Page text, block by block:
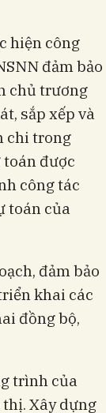
hiện công
đảm bảo
chủ trương
sắp xếp và
chi trong
được
công tác
toán của
đảm bảo
khai các
đồng bộ,
trình của
thị. Xây dựng